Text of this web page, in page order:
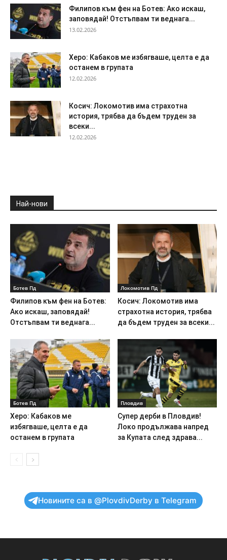
Филипов към фен на Ботев: Ако искаш,
заповядай! Отстъпвам ти веднага...
13.02.2026
Херо: Кабаков ме избягваше, целта е да
останем в групата
12.02.2026
Косич: Локомотив има страхотна
история, трябва да бъдем труден за
всеки...
12.02.2026
Най-нови
Ботев Пд
Филипов към фен на Ботев:
Ако искаш, заповядай!
Отстъпвам ти веднага...
Локомотив Пд
Косич: Локомотив има
страхотна история, трябва
да бъдем труден за всеки...
Ботев Пд
Херо: Кабаков ме
избягваше, целта е да
останем в групата
Пловдив
Супер дерби в Пловдив!
Локо продължава напред
за Купата след здрава...
Новините са в @PlovdivDerby в Telegram